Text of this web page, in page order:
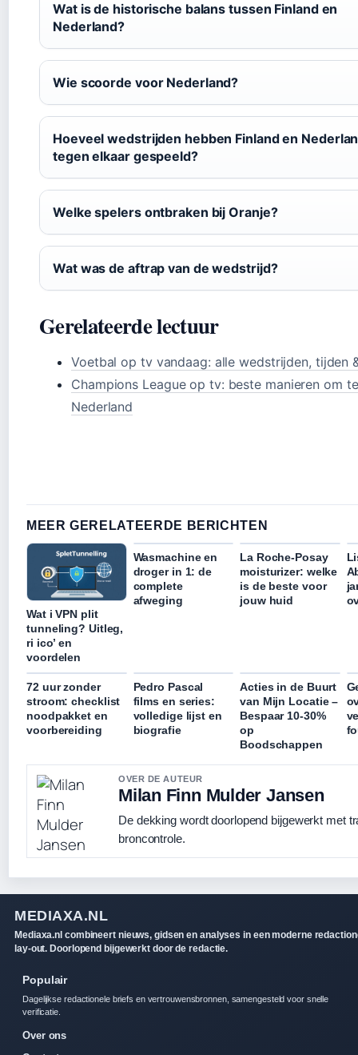
Wat is de historische balans tussen Finland en
Nederland?
Wie scoorde voor Nederland?
Hoeveel wedstrijden hebben Finland en
tegen elkaar gespeeld?
Welke spelers ontbraken bij Oranje?
Wat was de aftrap van de wedstrijd?
Gerelateerde lectuur
Voetbal op tv vandaag: alle wedstrijden, tijden
Champions League op tv: beste manieren om
Nederland
MEER GERELATEERDE BERICHTEN
Wat i VPN plit
tunneling? Uitleg,
ri ico’ en
voordelen
Wasmachine en
droger in 1: de
complete
afweging
La Roche-Posay
moisturizer: welke
is de beste voor
jouw huid
72 uur zonder
stroom: checklist
noodpakket en
voorbereiding
Pedro Pascal
films en series:
volledige lijst en
biografie
Acties in de Buurt
van Mijn Locatie –
Bespaar 10-30%
op
Boodschappen
OVER DE AUTEUR
Milan Finn Mulder Jansen
De dekking wordt doorlopend bijgewerkt met
broncontrole.
MEDIAXA.NL
Mediaxa.nl combineert nieuws, gidsen en analyses in een moderne
lay-out. Doorlopend bijgewerkt door de redactie.
Populair
Dagelijkse redactionele briefs en vertrouwensbronnen, samengesteld voor snelle
verificatie.
Over ons